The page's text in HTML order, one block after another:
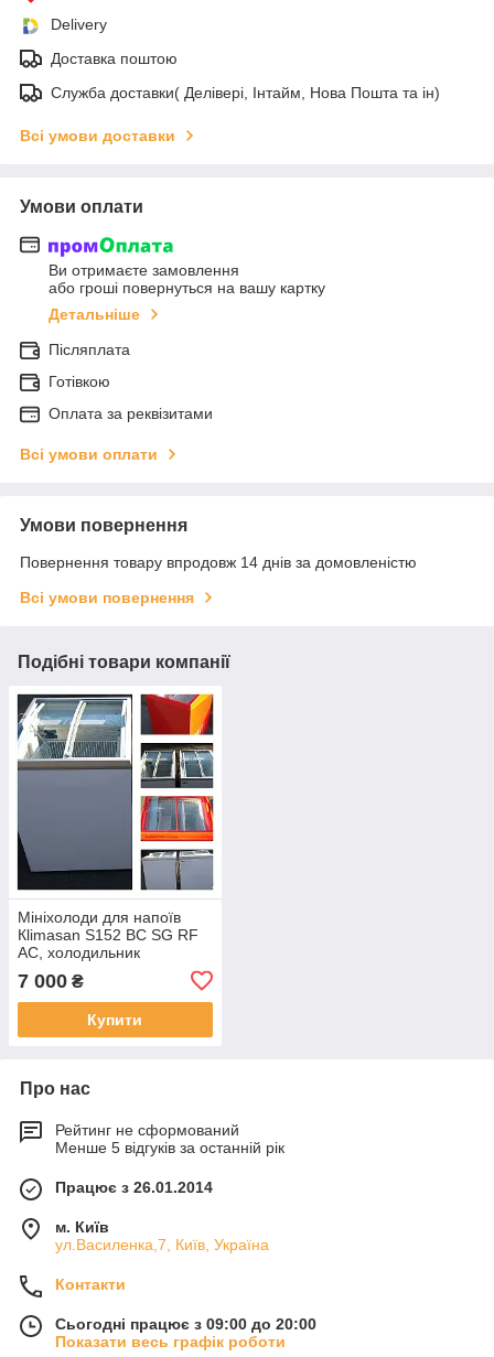
Delivery
Доставка поштою
Служба доставки( Делівері, Інтайм, Нова Пошта та ін)
Всі умови доставки
Умови оплати
Ви отримаєте замовлення
або гроші повернуться на вашу картку
Детальніше
Післяплата
Готівкою
Оплата за реквізитами
Всі умови оплати
Умови повернення
Повернення товару впродовж 14 днів за домовленістю
Всі умови повернення
Подібні товари компанії
Мініхолоди для напоїв
Кlimasan S152 BC SG RF
AC, холодильник
7 000 ₴
Купити
Про нас
Рейтинг не сформований
Менше 5 відгуків за останній рік
Працює з 26.01.2014
м. Київ
ул.Василенка,7, Київ, Україна
Контакти
Сьогодні працює з 09:00 до 20:00
Показати весь графік роботи